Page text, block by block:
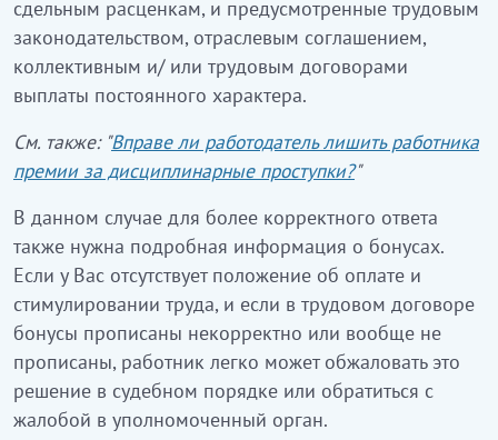
сдельным расценкам, и предусмотренные трудовым
законодательством, отраслевым соглашением,
коллективным и/ или трудовым договорами
выплаты постоянного характера.
См. также: "Вправе ли работодатель лишить работника
премии за дисциплинарные проступки?"
В данном случае для более корректного ответа
также нужна подробная информация о бонусах.
Если у Вас отсутствует положение об оплате и
стимулировании труда, и если в трудовом договоре
бонусы прописаны некорректно или вообще не
прописаны, работник легко может обжаловать это
решение в судебном порядке или обратиться с
жалобой в уполномоченный орган.